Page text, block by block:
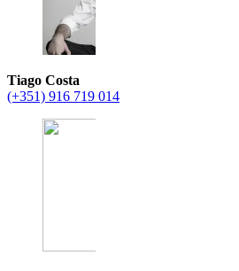
Tiago Costa
(+351) 916 719 014